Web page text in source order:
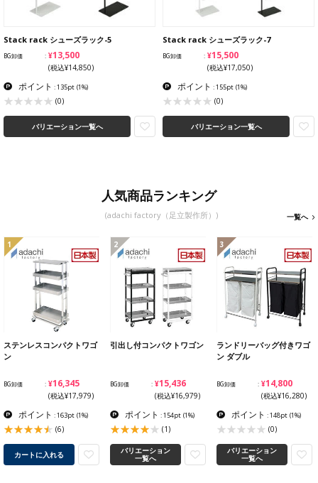
Stack rack シューズラック-5
BG卸価 ¥13,500
(税込¥14,850)
ポイント : 135pt (1%)
(0)
バリエーション一覧へ
Stack rack シューズラック-7
BG卸価 ¥15,500
(税込¥17,050)
ポイント : 155pt (1%)
(0)
バリエーション一覧へ
人気商品ランキング
(adachi factory（足立製作所）) 一覧へ
1
ステンレスコンパクトワゴ
ン
BG卸価 ¥16,345
(税込¥17,979)
ポイント : 163pt (1%)
(6)
カートに入れる
2
引出し付コンパクトワゴン
BG卸価 ¥15,436
(税込¥16,979)
ポイント : 154pt (1%)
(1)
バリエーション
一覧へ
3
ランドリーバッグ付きワゴ
ン ダブル
BG卸価 ¥14,800
(税込¥16,280)
ポイント : 148pt (1%)
(0)
バリエーション
一覧へ